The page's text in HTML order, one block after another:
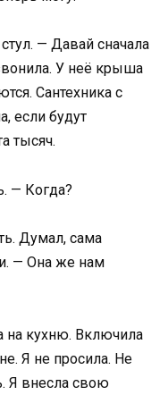
— Давай сначала
У неё крыша
Сантехника с
если будут
тысяч.
— Когда?
Думал, сама
— Она же нам
кухню. Включила
Я не просила. Не
Я внесла свою